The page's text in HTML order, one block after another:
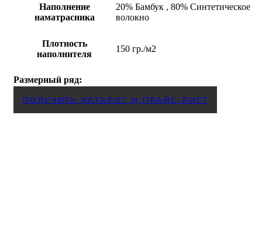
Наполнение
наматрасника
20% Бамбук , 80% Синтетическое
волокно
Плотность
наполнителя
150 гр./м2
Размерный ряд:
ПОЛУЧИТЬ КАТАЛОГ И ПРАЙС-ЛИСТ